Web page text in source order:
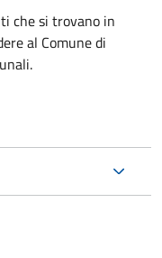
che si trovano in
al Comune di